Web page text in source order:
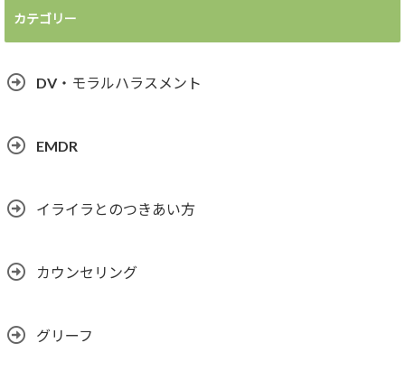
カテゴリー
DV・モラルハラスメント
EMDR
イライラとのつきあい方
カウンセリング
グリーフ